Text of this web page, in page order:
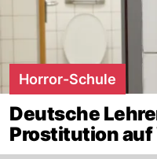
Horror-Schule
Deutsche
Prostitution auf